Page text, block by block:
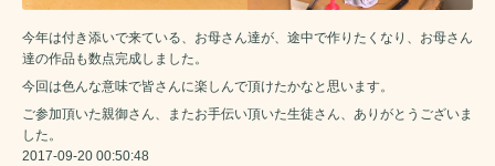
今年は付き添いで来ている、お母さん達が、途中で作りたくなり、お母さん
達の作品も数点完成しました。
今回は色んな意味で皆さんに楽しんで頂けたかなと思います。
ご参加頂いた親御さん、またお手伝い頂いた生徒さん、ありがとうございま
した。
2017-09-20 00:50:48